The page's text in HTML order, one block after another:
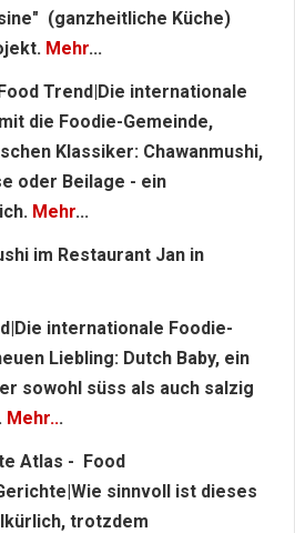
(ganzheitliche Küche)
Mehr...
Trend|Die internationale
die Foodie-Gemeinde,
Klassiker: Chawanmushi,
oder Beilage - ein
Mehr...
im Restaurant Jan in
internationale Foodie-
Liebling: Dutch Baby, ein
sowohl süss als auch salzig
Mehr...
Atlas - Food
sinnvoll ist dieses
trotzdem